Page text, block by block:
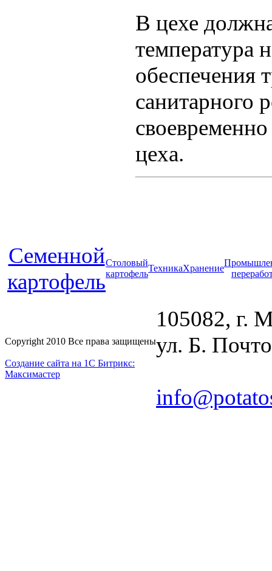
В цехе
температура
обеспечения
санитарного
цеха.
Cеменной
картофель
Столовый
картофель
ТехникаХранение
Copyright 2010 Все права защищены
Создание сайта на 1С Битрикс:
Максимастер
105082, г.
ул. Б.